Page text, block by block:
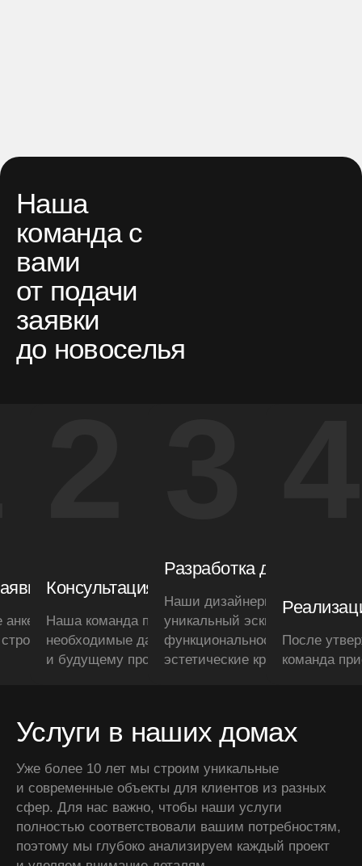
Наша
команда с
вами
от подачи
заявки
до новоселья
анкету на индивидуальный
дома из
Консультация и обсуждение
Наша команда предоставит все
необходимые данные по анализу участка
и будущему проекту
Разработка дизайн-
Наши дизайнеры разработают
уникальный эскизный проект,
функциональность,
эстетические критерии
После
команда
Услуги в наших домах
Уже более 10 лет мы строим уникальные
и современные объекты для клиентов из разных
сфер. Для нас важно, чтобы наши услуги
полностью соответствовали вашим потребностям,
поэтому мы глубоко анализируем каждый проект